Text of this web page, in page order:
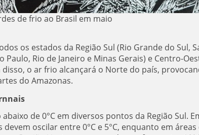
de frio ao Brasil em maio
os estados da Região Sul (Rio Grande do Sul,
Rio de Janeiro e Minas Gerais) e Centro-
o ar frio alcançará o Norte do país,
do Amazonas.
de 0°C em diversos pontos da Região Sul.
oscilar entre 0°C e 5°C, enquanto em áreas